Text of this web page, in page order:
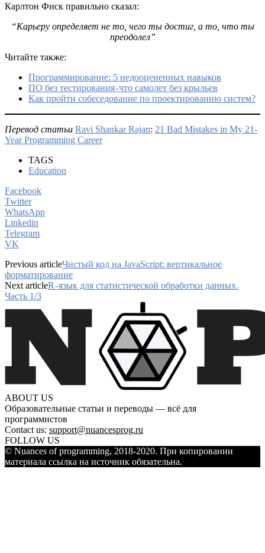
Карлтон Фиск правильно сказал:
“Карьеру определяет не то, чего ты достиг, а то, что ты
преодолел”
Читайте также:
Программирование: 5 недооцененных навыков
ПО без тестирования - что самолет без крыльев
Как пройти собеседование по проектированию систем?
Перевод статьи Ravi Shankar Rajan: 21 Bad Mistakes in My 21-
Year Programming Career
TAGS
Education
Facebook
Twitter
WhatsApp
Linkedin
Telegram
VK
Previous articleЧистый код на JavaScript: вертикальное
форматирование
Next articleR - язык для статистической обработки данных.
Часть 1/3
ABOUT US
Образовательные статьи и переводы — всё для
программистов
Contact us: support@nuancesprog.ru
FOLLOW US
© Nuances of programming, 2018-2020. При копировании
материала ссылка на источник обязательна.